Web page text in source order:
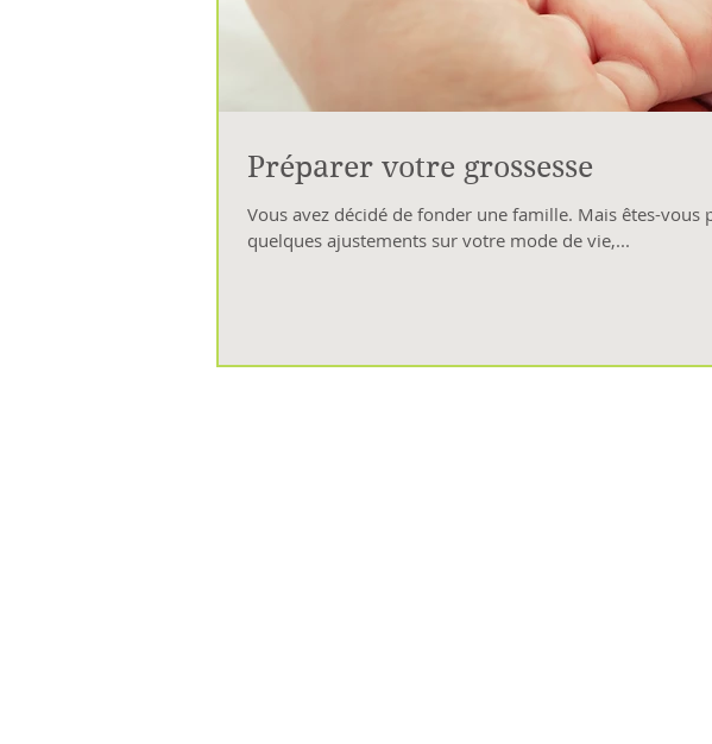
Préparer votre grossesse
Vous avez décidé de fonder une famille. Mais êtes-vous
quelques ajustements sur votre mode de vie,...